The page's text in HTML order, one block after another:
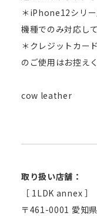
＊iPhone12シリ
機種でのみ対応し
＊クレジットカー
のご使用はお控え
cow leather
取り扱い店舗：
［ 1LDK annex ］
〒461-0001 愛知